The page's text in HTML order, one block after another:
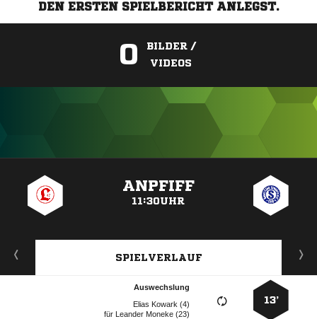
DEN ERSTEN SPIELBERICHT ANLEGST.
0
BILDER /
VIDEOS
ANPFIFF
11:30UHR
SPIELVERLAUF
13’
Auswechslung
  
für   